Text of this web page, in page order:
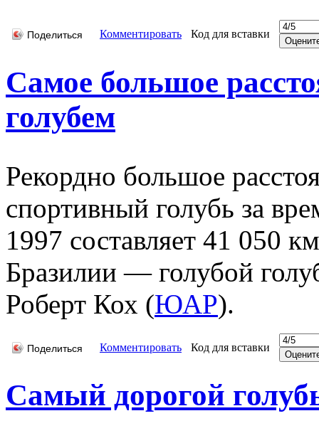
Поделиться Комментировать Код для вставки
Самое большое
голубем
Рекордно большое
спортивный голубь за
1997 составляет 41 050
Бразилии — голубой
Роберт Кох (ЮАР).
Поделиться Комментировать Код для вставки
Самый дорогой